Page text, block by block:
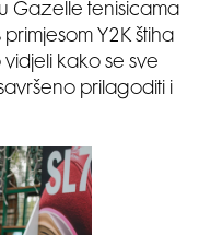
Gazelle tenisicama
Y2K štiha
kako se sve
prilagoditi i